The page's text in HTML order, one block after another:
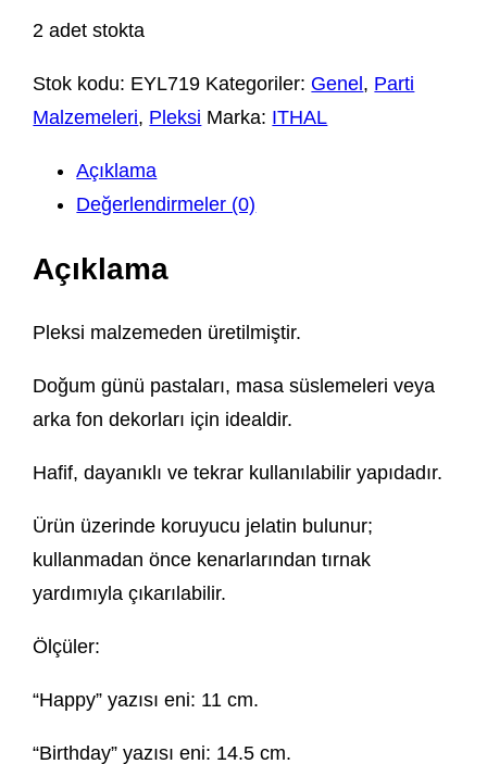
2 adet stokta
Stok kodu: EYL719 Kategoriler: Genel , Parti
Malzemeleri, Pleksi Marka: ITHAL
Açıklama
Değerlendirmeler (0)
Açıklama
Pleksi malzemeden üretilmiştir.
Doğum günü pastaları, masa süslemeleri veya
arka fon dekorları için idealdir.
Hafif, dayanıklı ve tekrar kullanılabilir yapıdadır.
Ürün üzerinde koruyucu jelatin bulunur;
kullanmadan önce kenarlarından tırnak
yardımıyla çıkarılabilir.
Ölçüler:
“Happy” yazısı eni: 11 cm.
“Birthday” yazısı eni: 14.5 cm.